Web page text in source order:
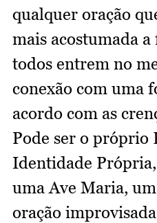
qualquer oração
mais acostumada
todos entrem no
conexão com uma
acordo com as
Pode ser o próprio
Identidade
uma Ave Maria,
oração